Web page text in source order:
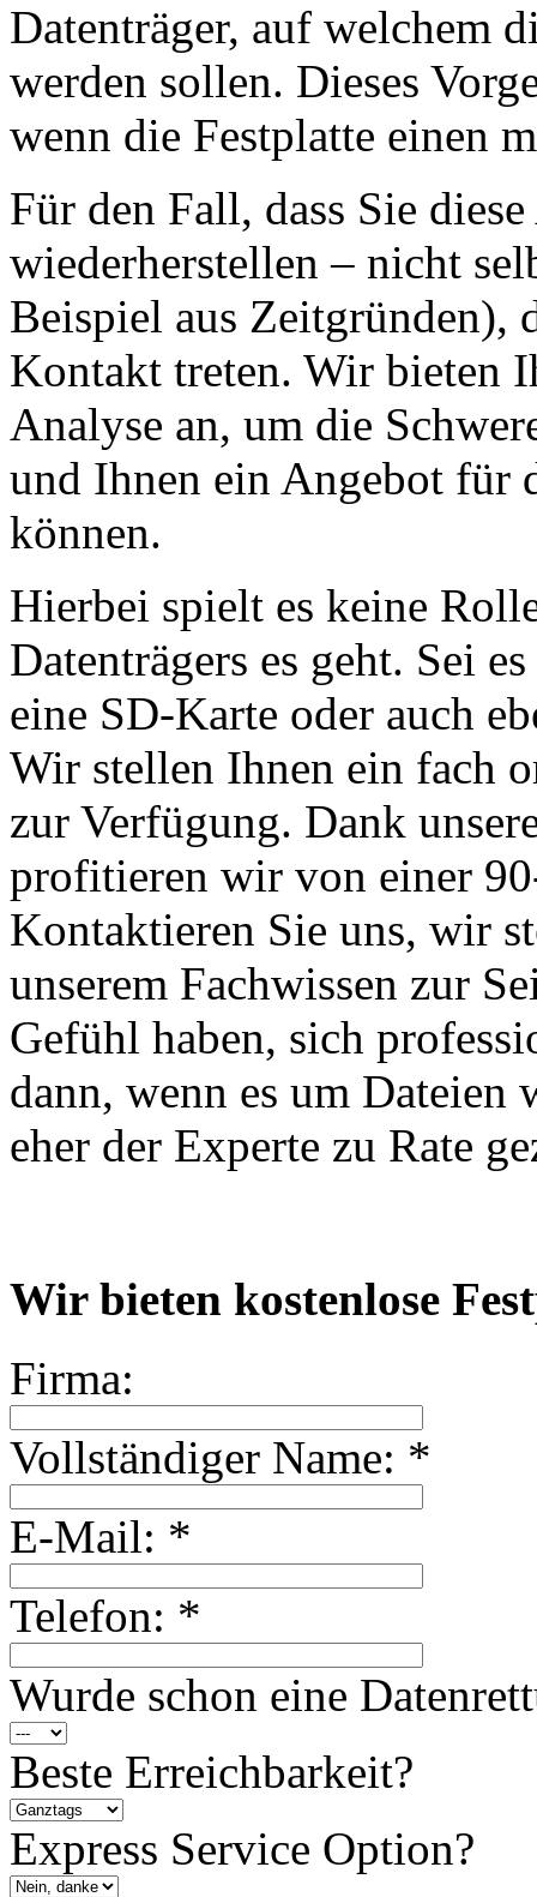
Datenträger, auf welchem
werden sollen. Dieses
wenn die Festplatte einen
Für den Fall, dass Sie
wiederherstellen – nicht
Beispiel aus Zeitgründen),
Kontakt treten. Wir bieten
Analyse an, um die
und Ihnen ein Angebot für
können.
Hierbei spielt es keine
Datenträgers es geht. Sei
eine SD-Karte oder auch
Wir stellen Ihnen ein fach
zur Verfügung. Dank
profitieren wir von einer
Kontaktieren Sie uns, wir
unserem Fachwissen zur
Gefühl haben, sich
dann, wenn es um Dateien
eher der Experte zu Rate
Wir bieten kostenlose
Firma:
Vollständiger Name: *
E-Mail: *
Telefon: *
Wurde schon eine
Beste Erreichbarkeit?
Express Service Option?